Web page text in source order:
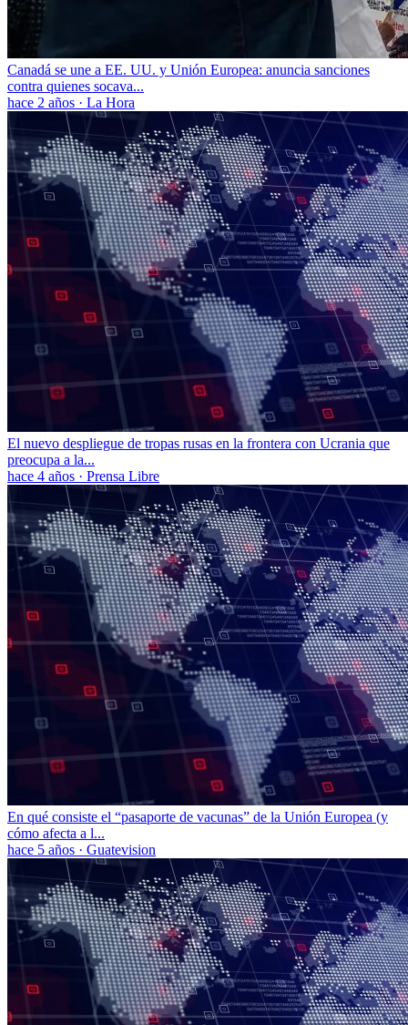
Canadá se une a EE. UU. y Unión Europea: anuncia sanciones
contra quienes socava...
hace 2 años · La Hora
El nuevo despliegue de tropas rusas en la frontera con Ucrania que
preocupa a la...
hace 4 años · Prensa Libre
En qué consiste el “pasaporte de vacunas” de la Unión Europea (y
cómo afecta a l...
hace 5 años · Guatevision